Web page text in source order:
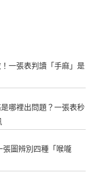
一張表判讀「手麻」是
哪裡出問題？一張表秒
張圖辨別四種「喉嚨